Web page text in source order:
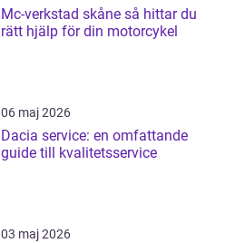
Mc-verkstad skåne så hittar du
rätt hjälp för din motorcykel
06 maj 2026
Dacia service: en omfattande
guide till kvalitetsservice
03 maj 2026